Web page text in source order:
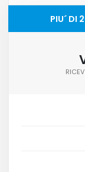
PIU´ DI